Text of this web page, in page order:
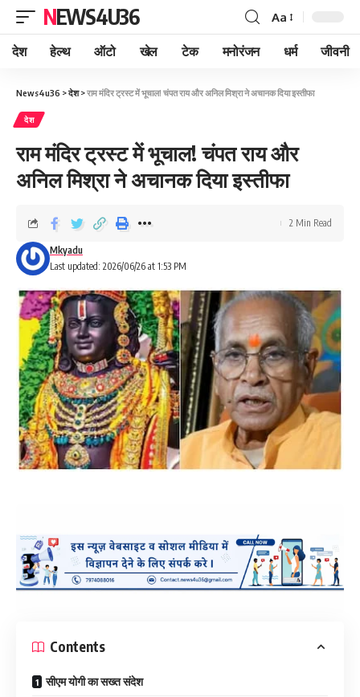
NEWS4U36 Aa
देश हेल्थ ऑटो खेल टेक मनोरंजन धर्म जीवनी
News4u36 >देश>राम मंदिर ट्रस्ट में भूचाल! चंपत राय और अनिल मिश्रा ने अचानक दिया इस्तीफा
देश
राम मंदिर ट्रस्ट में भूचाल! चंपत राय और
अनिल मिश्रा ने अचानक दिया इस्तीफा
Last updated: 2026/06/26 at 1:53 PM
Mkyadu
2 Min Read
Contents
सीएम योगी का सख्त संदेश